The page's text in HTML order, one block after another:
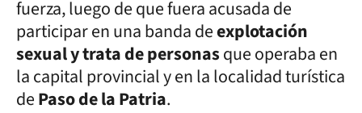
fuerza, luego de que fuera acusada de
participar en una banda deexplotación
sexual y trata de personasque operaba en
la capital provincial y en la localidad turística
dePaso de la Patria.